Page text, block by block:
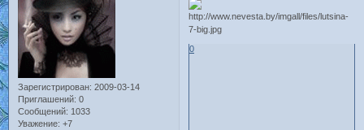
Зарегистрирован: 2009-03-14
Приглашений: 0
Сообщений: 1033
Уважение: +7
0